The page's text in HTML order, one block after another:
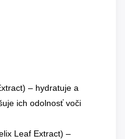
– hydratuje a
ich odolnosť voči
Leaf Extract) –